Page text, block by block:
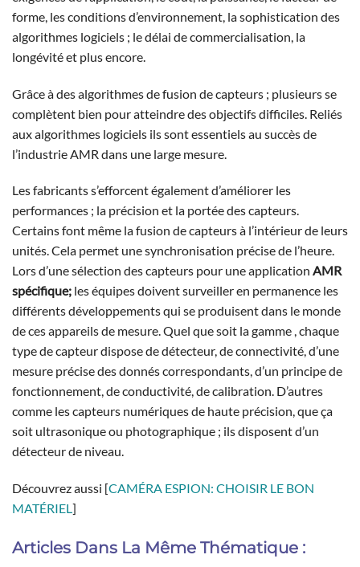
forme, les conditions d’environnement, la sophistication des
algorithmes logiciels ; le délai de commercialisation, la
longévité et plus encore.
Grâce à des algorithmes de fusion de capteurs ; plusieurs se
complètent bien pour atteindre des objectifs difficiles. Reliés
aux algorithmes logiciels ils sont essentiels au succès de
l’industrie AMR dans une large mesure.
Les fabricants s’efforcent également d’améliorer les
performances ; la précision et la portée des capteurs.
Certains font même la fusion de capteurs à l’intérieur de leurs
unités. Cela permet une synchronisation précise de l’heure.
Lors d’une sélection des capteurs pour une application AMR
spécifique; les équipes doivent surveiller en permanence les
différents développements qui se produisent dans le monde
de ces appareils de mesure. Quel que soit la gamme , chaque
type de capteur dispose de détecteur, de connectivité, d’une
mesure précise des donnés correspondants, d’un principe de
fonctionnement, de conductivité, de calibration. D’autres
comme les capteurs numériques de haute précision, que ça
soit ultrasonique ou photographique ; ils disposent d’un
détecteur de niveau.
Découvrez aussi [CAMÉRA ESPION: CHOISIR LE BON
MATÉRIEL]
Articles Dans La Même Thématique :